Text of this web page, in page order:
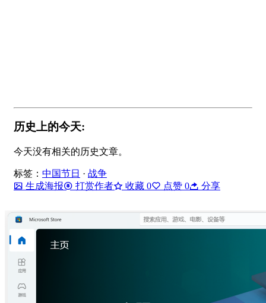
历史上的今天:
今天没有相关的历史文章。
标签： 中国节日 · 战争
生成海报
打赏作者 收藏 0 点赞 0 分享